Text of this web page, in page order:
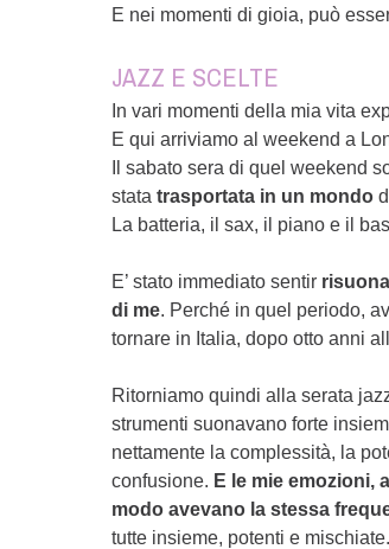
E nei momenti di gioia, può
JAZZ E SCELTE
In vari momenti della mia vita
E qui arriviamo al weekend a
Il sabato sera di quel weekend
statatrasportata in un mondo
La batteria, il sax, il piano e il
E’ stato immediato sentir
di me. Perché in quel periodo,
tornare in Italia, dopo otto anni
Ritorniamo quindi alla serata
strumenti suonavano forte
nettamente la complessità, la
confusione. E le mie emozioni,
modo avevano la stessa
tutte insieme, potenti e